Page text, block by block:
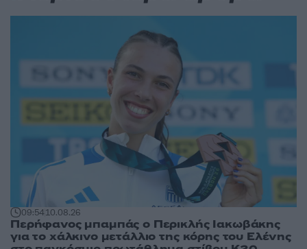
09:5410.08.26
Περήφανος μπαμπάς ο Περικλής Ιακωβάκης
για το χάλκινο μετάλλιο της κόρης του Ελένης